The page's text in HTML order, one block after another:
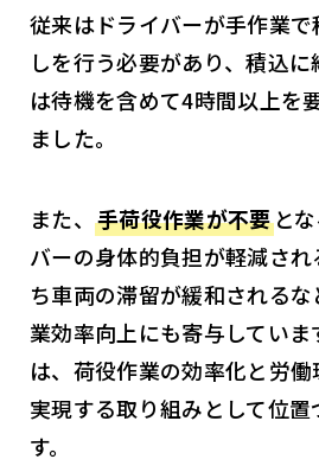
従来はドライバーが手作業で
しを行う必要があり、積込
は待機を含めて4時間以上を
ました。
また、 手荷役作業が不要と
バーの身体的負担が軽減さ
ち車両の滞留が緩和される
業効率向上にも寄与していま
は、荷役作業の効率化と労
実現する取り組みとして位置
す。